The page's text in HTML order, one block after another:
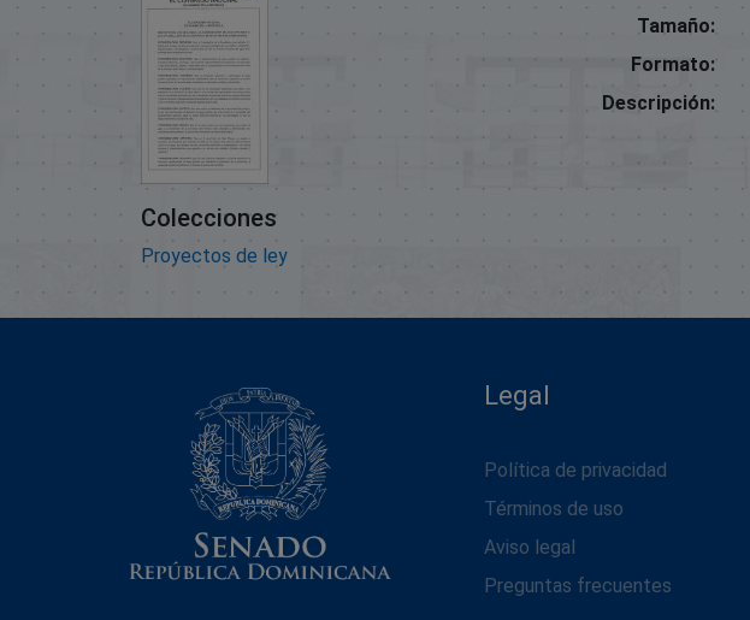
Tamaño:
Formato:
Descripción:
Colecciones
Proyectos de ley
Legal
Política de privacidad
Términos de uso
Aviso legal
Preguntas frecuentes